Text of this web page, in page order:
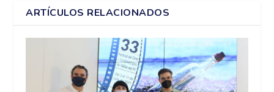
ARTÍCULOS RELACIONADOS